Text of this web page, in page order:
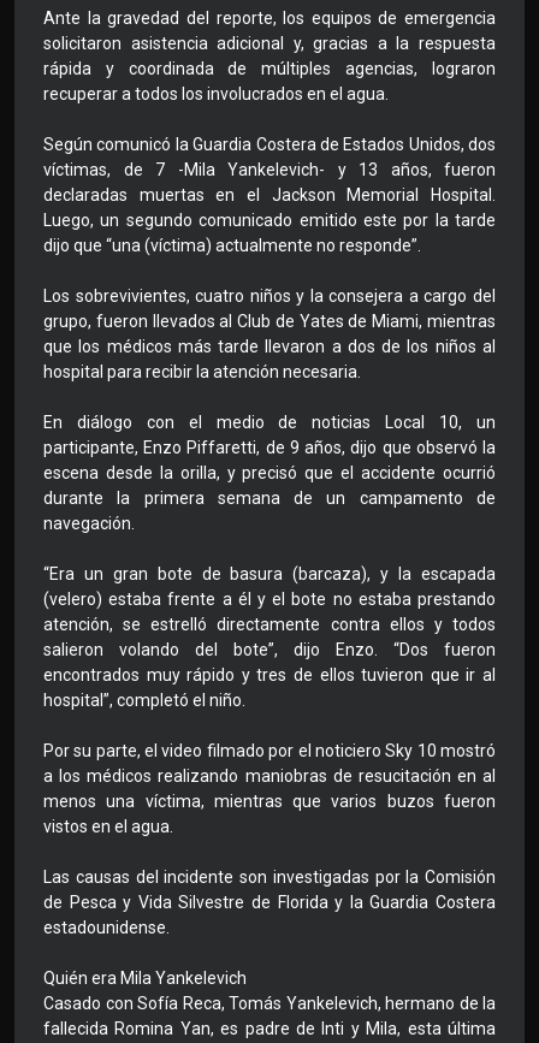
Ante la gravedad del reporte, los equipos de emergencia
solicitaron asistencia adicional y, gracias a la respuesta
rápida y coordinada de múltiples agencias, lograron
recuperar a todos los involucrados en el agua.
Según comunicó la Guardia Costera de Estados Unidos, dos
víctimas, de 7 -Mila Yankelevich- y 13 años, fueron
declaradas muertas en el Jackson Memorial Hospital.
Luego, un segundo comunicado emitido este por la tarde
dijo que “una (víctima) actualmente no responde”.
Los sobrevivientes, cuatro niños y la consejera a cargo del
grupo, fueron llevados al Club de Yates de Miami, mientras
que los médicos más tarde llevaron a dos de los niños al
hospital para recibir la atención necesaria.
En diálogo con el medio de noticias Local 10, un
participante, Enzo Piffaretti, de 9 años, dijo que observó la
escena desde la orilla, y precisó que el accidente ocurrió
durante la primera semana de un campamento de
navegación.
“Era un gran bote de basura (barcaza), y la escapada
(velero) estaba frente a él y el bote no estaba prestando
atención, se estrelló directamente contra ellos y todos
salieron volando del bote”, dijo Enzo. “Dos fueron
encontrados muy rápido y tres de ellos tuvieron que ir al
hospital”, completó el niño.
Por su parte, el video filmado por el noticiero Sky 10 mostró
a los médicos realizando maniobras de resucitación en al
menos una víctima, mientras que varios buzos fueron
vistos en el agua.
Las causas del incidente son investigadas por la Comisión
de Pesca y Vida Silvestre de Florida y la Guardia Costera
estadounidense.
Quién era Mila Yankelevich
Casado con Sofía Reca, Tomás Yankelevich, hermano de la
fallecida Romina Yan, es padre de Inti y Mila, esta última